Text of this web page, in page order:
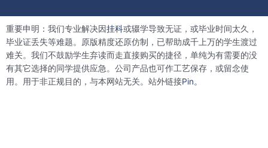
o
o
k
t
e
r
d
i
n
r
e
s
t
重要申明：我们专业解决因挂科或辍学导致无证，或毕业时间太久，
毕业证丢失等难题。原版精度还原仿制，已帮助成千上万的学生渡过
难关。我们不鼓励学生弃读而走直接购买的捷径，单纯为有需要的没
有其它选择的同学提供应急。公司产品也可作工艺保存，或留念使
用。用于非正规目的，与本网站无关。站外链接Pin。